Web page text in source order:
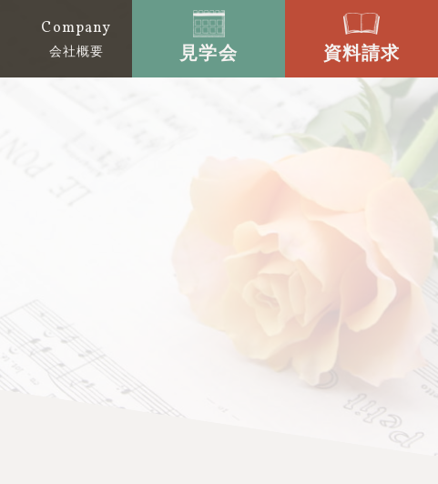
会社概要
Company
見学会 資料請求